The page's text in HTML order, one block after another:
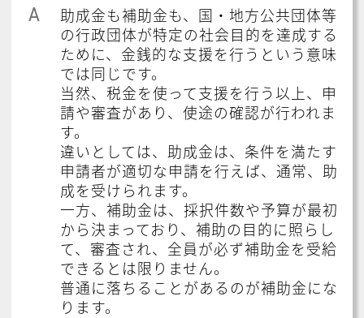
A
助成金も補助金も、国・地方公共団体等
の行政団体が特定の社会目的を達成する
ために、金銭的な支援を行うという意味
では同じです。
当然、税金を使って支援を行う以上、申
請や審査があり、使途の確認が行われま
す。
違いとしては、助成金は、条件を満たす
申請者が適切な申請を行えば、通常、助
成を受けられます。
一方、補助金は、採択件数や予算が最初
から決まっており、補助の目的に照らし
て、審査され、全員が必ず補助金を受給
できるとは限りません。
普通に落ちることがあるのが補助金にな
ります。